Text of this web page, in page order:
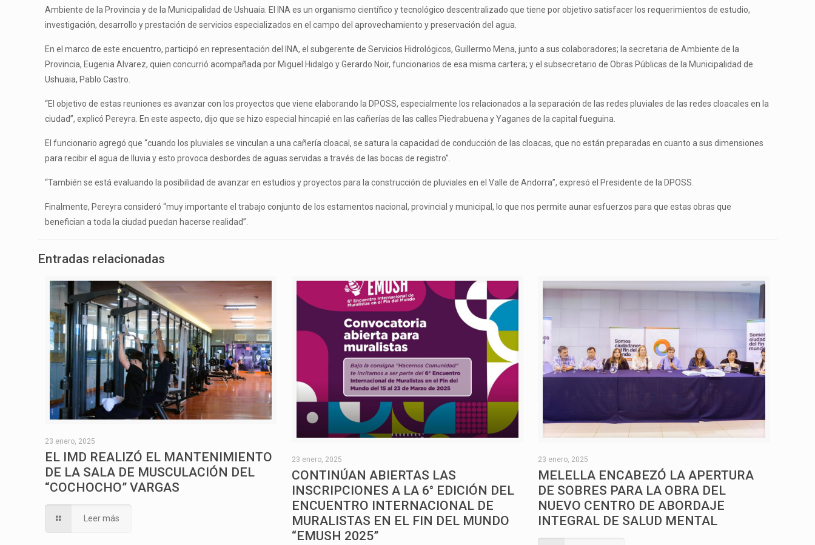
Ambiente de la Provincia y de la Municipalidad de Ushuaia. El INA es un organismo científico y tecnológico descentralizado que tiene por objetivo satisfacer los requerimientos de estudio,
investigación, desarrollo y prestación de servicios especializados en el campo del aprovechamiento y preservación del agua.
En el marco de este encuentro, participó en representación del INA, el subgerente de Servicios Hidrológicos, Guillermo Mena, junto a sus colaboradores; la secretaria de Ambiente de la
Provincia, Eugenia Alvarez, quien concurrió acompañada por Miguel Hidalgo y Gerardo Noir, funcionarios de esa misma cartera; y el subsecretario de Obras Públicas de la Municipalidad de
Ushuaia, Pablo Castro.
“El objetivo de estas reuniones es avanzar con los proyectos que viene elaborando la DPOSS, especialmente los relacionados a la separación de las redes pluviales de las redes cloacales en la
ciudad”, explicó Pereyra. En este aspecto, dijo que se hizo especial hincapié en las cañerías de las calles Piedrabuena y Yaganes de la capital fueguina.
El funcionario agregó que “cuando los pluviales se vinculan a una cañería cloacal, se satura la capacidad de conducción de las cloacas, que no están preparadas en cuanto a sus dimensiones
para recibir el agua de lluvia y esto provoca desbordes de aguas servidas a través de las bocas de registro”.
“También se está evaluando la posibilidad de avanzar en estudios y proyectos para la construcción de pluviales en el Valle de Andorra”, expresó el Presidente de la DPOSS.
Finalmente, Pereyra consideró “muy importante el trabajo conjunto de los estamentos nacional, provincial y municipal, lo que nos permite aunar esfuerzos para que estas obras que
benefician a toda la ciudad puedan hacerse realidad”.
Entradas relacionadas
23 enero, 2025
EL IMD REALIZÓ EL MANTENIMIENTO
DE LA SALA DE MUSCULACIÓN DEL
“COCHOCHO” VARGAS
Leer más
23 enero, 2025
CONTINÚAN ABIERTAS LAS
INSCRIPCIONES A LA 6° EDICIÓN DEL
ENCUENTRO INTERNACIONAL DE
MURALISTAS EN EL FIN DEL MUNDO
“EMUSH 2025”
23 enero, 2025
MELELLA ENCABEZÓ LA APERTURA
DE SOBRES PARA LA OBRA DEL
NUEVO CENTRO DE ABORDAJE
INTEGRAL DE SALUD MENTAL